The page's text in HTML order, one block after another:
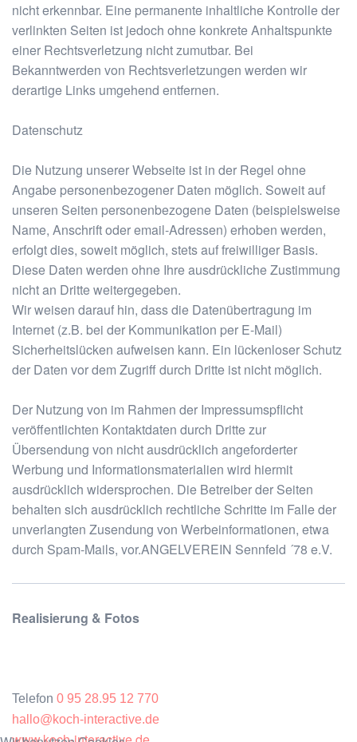
nicht erkennbar. Eine permanente inhaltliche Kontrolle der
verlinkten Seiten ist jedoch ohne konkrete Anhaltspunkte
einer Rechtsverletzung nicht zumutbar. Bei
Bekanntwerden von Rechtsverletzungen werden wir
derartige Links umgehend entfernen.
Datenschutz
Die Nutzung unserer Webseite ist in der Regel ohne
Angabe personenbezogener Daten möglich. Soweit auf
unseren Seiten personenbezogene Daten (beispielsweise
Name, Anschrift oder email-Adressen) erhoben werden,
erfolgt dies, soweit möglich, stets auf freiwilliger Basis.
Diese Daten werden ohne Ihre ausdrückliche Zustimmung
nicht an Dritte weitergegeben.
Wir weisen darauf hin, dass die Datenübertragung im
Internet (z.B. bei der Kommunikation per E-Mail)
Sicherheitslücken aufweisen kann. Ein lückenloser Schutz
der Daten vor dem Zugriff durch Dritte ist nicht möglich.
Der Nutzung von im Rahmen der Impressumspflicht
veröffentlichten Kontaktdaten durch Dritte zur
Übersendung von nicht ausdrücklich angeforderter
Werbung und Informationsmaterialien wird hiermit
ausdrücklich widersprochen. Die Betreiber der Seiten
behalten sich ausdrücklich rechtliche Schritte im Falle der
unverlangten Zusendung von Werbeinformationen, etwa
durch Spam-Mails, vor.ANGELVEREIN Sennfeld ´78 e.V.
Realisierung & Fotos
Telefon 0 95 28.95 12 770
hallo@koch-interactive.de